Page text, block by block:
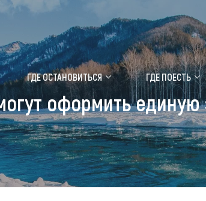
маральника
побывать
природы
истории и культуры
развлечений
Мой
ГДЕ ОСТАНОВИТЬСЯ ГДЕ ПОЕСТЬ
оформить